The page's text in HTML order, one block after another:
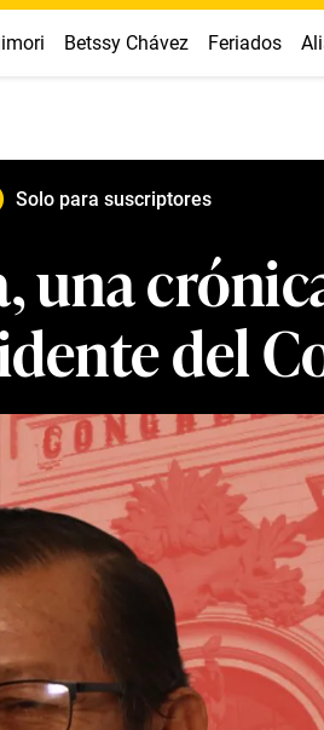
Betssy Chávez Feriados
Solo para suscriptores
una
del